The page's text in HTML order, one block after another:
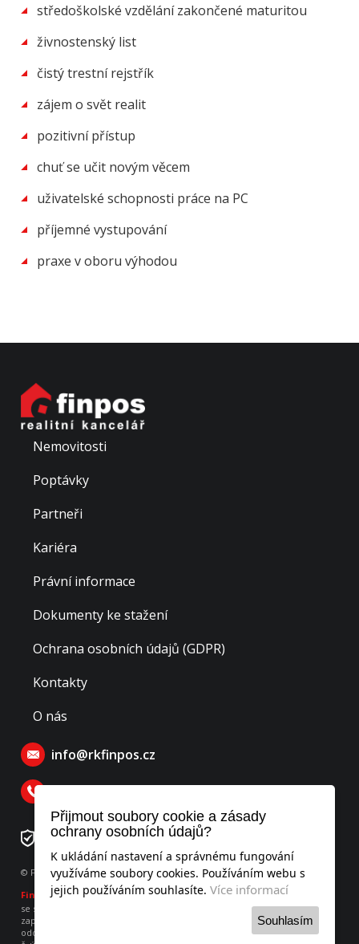
Přijmout soubory cookie a zásady
ochrany osobních údajů?
K ukládání nastavení a správnému fungování
využíváme soubory cookies. Používáním webu s
jejich používáním souhlasíte. Více informací
Souhlasím
středoškolské vzdělání zakončené maturitou
živnostenský list
čistý trestní rejstřík
zájem o svět realit
pozitivní přístup
chuť se učit novým věcem
uživatelské schopnosti práce na PC
příjemné vystupování
praxe v oboru výhodou
Nemovitosti
Poptávky
Partneři
Kariéra
Právní informace
Dokumenty ke stažení
Ochrana osobních údajů (GDPR)
Kontakty
O nás
info@rkfinpos.cz
Číslo rezervačního účtu: 276478195/0300
© Finpos realitní kancelář s.r.o., všechna práva vyhrazena
Finposrealitní kancelář s.r.o.
se sídlem Hodějovského 541, Benešov 256 01, IČO: 052 53 951
zapsaná v obchodním rejstříku vedeného u Městského soudu v Praze,
oddíl C, vložka 260736